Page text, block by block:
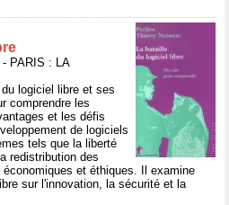
PARIS : LA
logiciel libre et ses
comprendre les
et les défis
de logiciels
tels que la liberté
redistribution des
et éthiques. Il examine
sur l'innovation, la sécurité et la